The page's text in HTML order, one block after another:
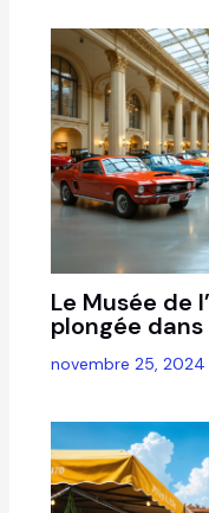
Le Musée de
plongée
novembre 25, 2024